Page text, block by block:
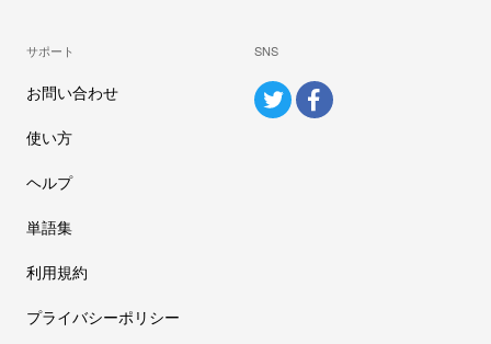
サポート
お問い合わせ
使い方
ヘルプ
単語集
利用規約
プライバシーポリシー
SNS